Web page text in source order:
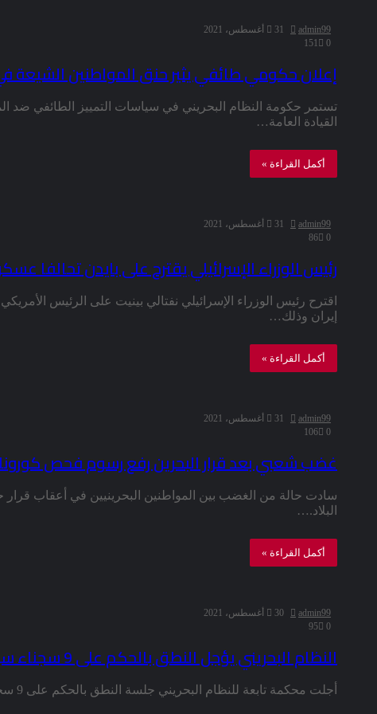
admin99
31 أغسطس، 2021
0
151
إعلان حكومي طائفي يثير حنق المواطنين الشيعة
تستمر حكومة النظام البحريني في سياسات التمييز الطائفي ضد
القيادة العامة…
أكمل القراءة »
admin99
31 أغسطس، 2021
0
86
رئيس الوزراء الإسرائيلي يقترح على بايدن تحالفا
اقترح رئيس الوزراء الإسرائيلي نفتالي بينيت على الرئيس
إيران وذلك…
أكمل القراءة »
admin99
31 أغسطس، 2021
0
106
غضب شعبي بعد قرار البحرين رفع رسوم فحص
سادت حالة من الغضب بين المواطنين البحرينيين في أعقاب
البلاد.…
أكمل القراءة »
admin99
30 أغسطس، 2021
0
95
النظام البحريني يؤجل النطق بالحكم على 9 سجناء سياسيين في قضية ملفقة
أجلت محكمة تابعة للنظام البحريني جلسة النطق بالحكم على 9 سجناء سياسيين كانت اعتقلتهم بعد تلفيق تهم بطالة لهم، كما…